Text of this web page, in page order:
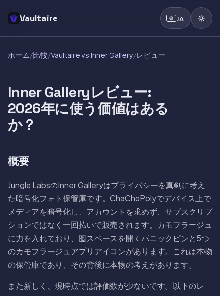
Vaultaire JA
ホーム/比較/Vaultaire vs Inner Gallery/レビュー
Inner Galleryレビュー:
2026年に使う価値はある
か？
概要
Jungle LabsのInner Galleryはプライバシーを真剣に考え
た暗号化フォト保管庫です。ChaChoPolyでデバイス上で
メディアを暗号化し、アカウントを求めず、サブスクリプ
ションではなく一回払いで販売されます。カモフラージュ
に力を入れており、囮スペースを開くパニックピンと5つ
のカモフラージュアプリアイコンがあります。これは本物
の保管庫であり、その背後に本物の考えがあります。
また新しく、現時点では評価数が少ないです。以下のレ